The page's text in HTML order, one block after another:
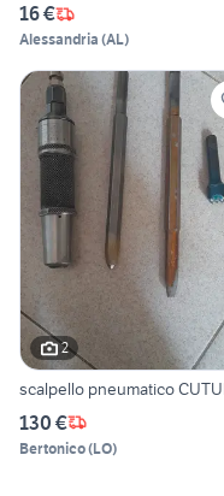
16 €
Alessandria (AL)
2
scalpello pneumatico
130 €
Bertonico(LO)